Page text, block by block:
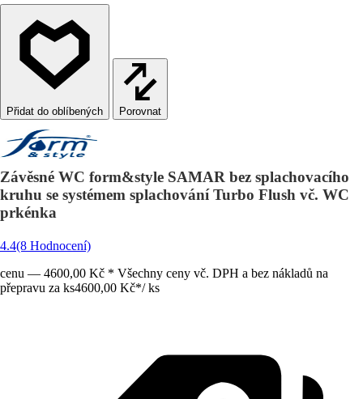
Porovnat
Závěsné WC form&style SAMAR bez splachovacího
kruhu se systémem splachování Turbo Flush vč. WC
prkénka
4.4(8 Hodnocení)
cenu — 4600,00 Kč * Všechny ceny vč. DPH a bez nákladů na
přepravu za ks4600,00 Kč*/ ks